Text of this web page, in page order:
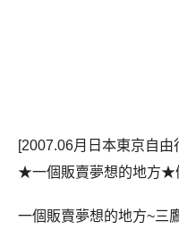
[2007.06月日本東京自
★一個販賣夢想的地方★
一個販賣夢想的地方~三